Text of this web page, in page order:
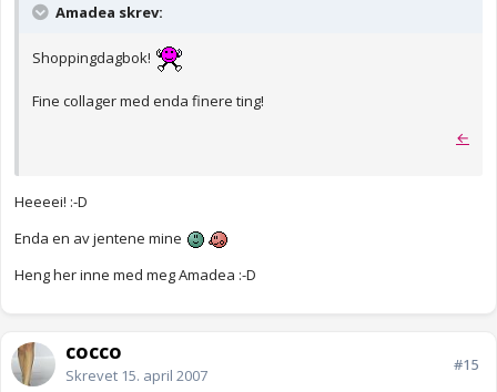
Amadea skrev:
Shoppingdagbok!
Fine collager med enda finere ting!
←
Heeeei! :-D
Enda en av jentene mine
Heng her inne med meg Amadea :-D
cocco
Skrevet 15. april 2007
#15